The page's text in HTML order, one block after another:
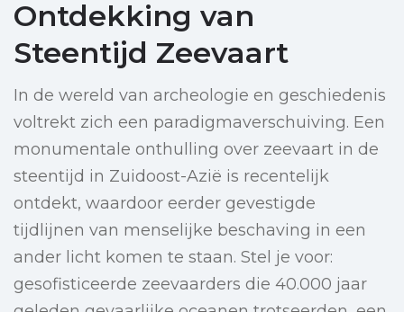
Ontdekking van
Steentijd Zeevaart
In de wereld van archeologie en geschiedenis
voltrekt zich een paradigmaverschuiving. Een
monumentale onthulling over zeevaart in de
steentijd in Zuidoost-Azië is recentelijk
ontdekt, waardoor eerder gevestigde
tijdlijnen van menselijke beschaving in een
ander licht komen te staan. Stel je voor:
gesofisticeerde zeevaarders die 40.000 jaar